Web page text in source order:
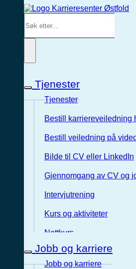
Tjenester
Tjenester
Bestill karriereveiledning
Bestill veiledning på
Bilde til CV eller LinkedIn
Gjennomgang av CV og
Intervjutrening
Kurs og aktiviteter
Nettkurs
Jobb og karriere
Jobb og karriere